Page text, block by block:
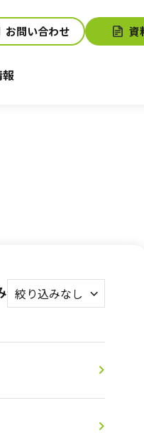
お問い合わせ 資
ービスの相談をする
立ちコラム「そらま